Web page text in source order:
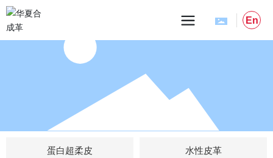
En
蛋白超柔皮 水性皮革